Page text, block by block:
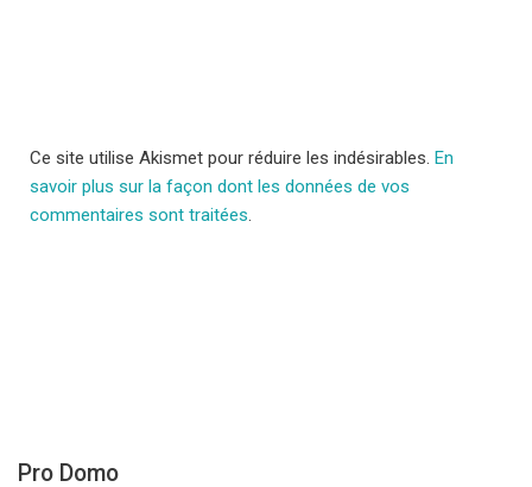
Ce site utilise Akismet pour réduire les indésirables. En
savoir plus sur la façon dont les données de vos
commentaires sont traitées.
Pro Domo